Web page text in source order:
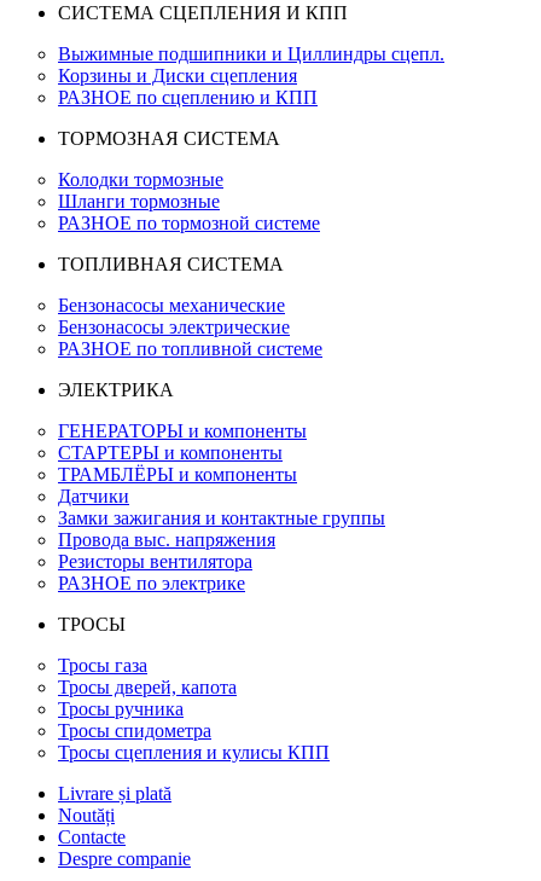
СИСТЕМА СЦЕПЛЕНИЯ И КПП
Выжимные подшипники и Циллиндры сцепл.
Корзины и Диски сцепления
РАЗНОЕ по сцеплению и КПП
ТОРМОЗНАЯ СИСТЕМА
Колодки тормозные
Шланги тормозные
РАЗНОЕ по тормозной системе
ТОПЛИВНАЯ СИСТЕМА
Бензонасосы механические
Бензонасосы электрические
РАЗНОЕ по топливной системе
ЭЛЕКТРИКА
ГЕНЕРАТОРЫ и компоненты
СТАРТЕРЫ и компоненты
ТРАМБЛЁРЫ и компоненты
Датчики
Замки зажигания и контактные группы
Провода выс. напряжения
Резисторы вентилятора
РАЗНОЕ по электрике
ТРОСЫ
Тросы газа
Тросы дверей, капота
Тросы ручника
Тросы спидометра
Тросы сцепления и кулисы КПП
Livrare și plată
Noutăți
Contacte
Despre companie